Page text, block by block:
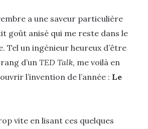
a une saveur particulière
goût anisé qui me reste dans le
Tel un ingénieur heureux d’être
d’un TED Talk, me voilà en
l’invention de l’année : Le
vite en lisant ces quelques